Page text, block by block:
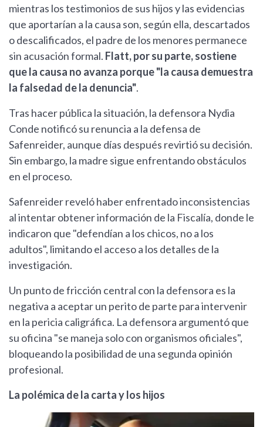
mientras los testimonios de sus hijos y las evidencias
que aportarían a la causa son, según ella, descartados
o descalificados, el padre de los menores permanece
sin acusación formal. Flatt, por su parte, sostiene
que la causa no avanza porque "la causa demuestra
la falsedad de la denuncia".
Tras hacer pública la situación, la defensora Nydia
Conde notificó su renuncia a la defensa de
Safenreider, aunque días después revirtió su decisión.
Sin embargo, la madre sigue enfrentando obstáculos
en el proceso.
Safenreider reveló haber enfrentado inconsistencias
al intentar obtener información de la Fiscalía, donde le
indicaron que "defendían a los chicos, no a los
adultos", limitando el acceso a los detalles de la
investigación.
Un punto de fricción central con la defensora es la
negativa a aceptar un perito de parte para intervenir
en la pericia caligráfica. La defensora argumentó que
su oficina "se maneja solo con organismos oficiales",
bloqueando la posibilidad de una segunda opinión
profesional.
La polémica de la carta y los hijos